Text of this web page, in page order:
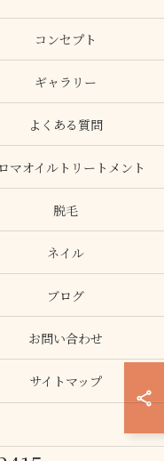
コンセプト
ギャラリー
よくある質問
マオイルトリートメント
脱毛
ネイル
ブログ
お問い合わせ
サイトマップ